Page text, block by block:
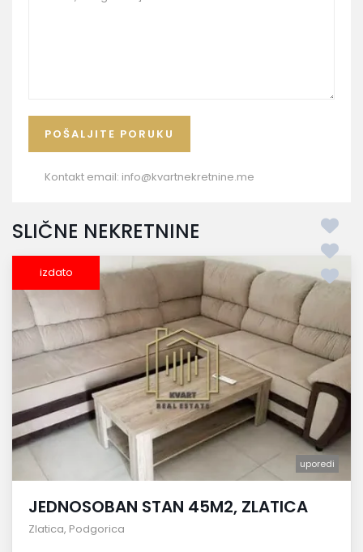
Kontakt email: info@kvartnekretnine.me
SLIČNE NEKRETNINE
izdato
uporedi
JEDNOSOBAN STAN 45M2, ZLATICA
Zlatica, Podgorica